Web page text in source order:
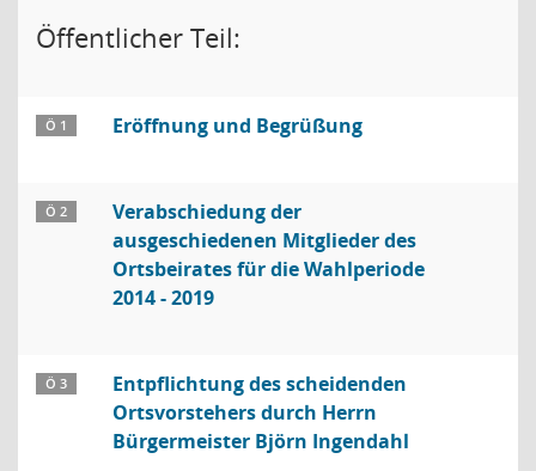
Öffentlicher Teil:
Ö 1 Eröffnung und Begrüßung
Ö 2
Verabschiedung der
ausgeschiedenen Mitglieder des
Ortsbeirates für die Wahlperiode
2014 - 2019
Ö 3
Entpflichtung des scheidenden
Ortsvorstehers durch Herrn
Bürgermeister Björn Ingendahl